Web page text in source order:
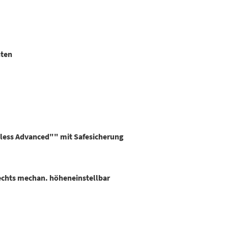
Advanced"" mit Safesicherung
mechan. höheneinstellbar